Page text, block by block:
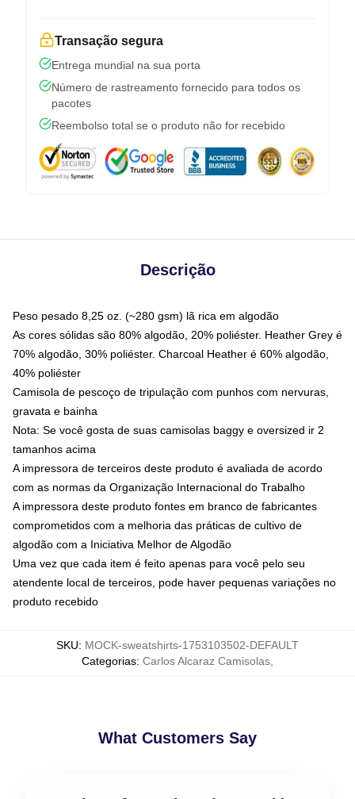
Transação segura
Entrega mundial na sua porta
Número de rastreamento fornecido para todos os
pacotes
Reembolso total se o produto não for recebido
Descrição
Peso pesado 8,25 oz. (~280 gsm) lã rica em algodão
As cores sólidas são 80% algodão, 20% poliéster. Heather Grey é
70% algodão, 30% poliéster. Charcoal Heather é 60% algodão,
40% poliéster
Camisola de pescoço de tripulação com punhos com nervuras,
gravata e bainha
Nota: Se você gosta de suas camisolas baggy e oversized ir 2
tamanhos acima
A impressora de terceiros deste produto é avaliada de acordo
com as normas da Organização Internacional do Trabalho
A impressora deste produto fontes em branco de fabricantes
comprometidos com a melhoria das práticas de cultivo de
algodão com a Iniciativa Melhor de Algodão
Uma vez que cada item é feito apenas para você pelo seu
atendente local de terceiros, pode haver pequenas variações no
produto recebido
SKU: MOCK-sweatshirts-1753103502-DEFAULT
Categorias: Carlos Alcaraz Camisolas
What Customers Say